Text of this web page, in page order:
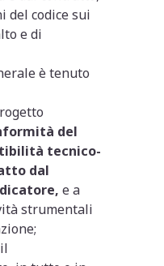
del codice sui
e di
è tenuto
del
tecnico-
dal
e a
strumentali